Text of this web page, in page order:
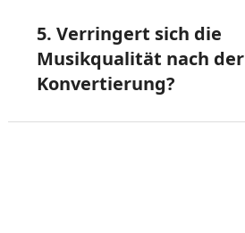
5. Verringert sich die
Musikqualität nach der
Konvertierung?